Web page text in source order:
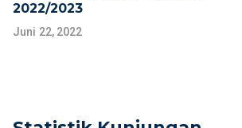
2022/2023
Juni 22, 2022